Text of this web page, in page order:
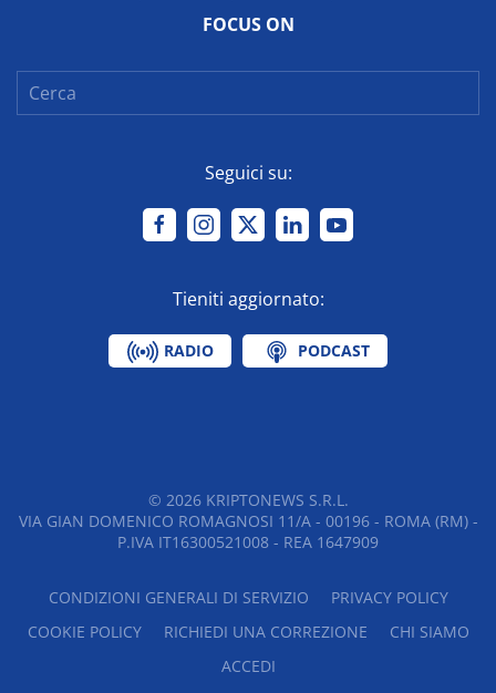
FOCUS ON
Seguici su:
Tieniti aggiornato:
RADIO PODCAST
© 2026KRIPTONEWS S.R.L.
VIA GIAN DOMENICO ROMAGNOSI 11/A - 00196 - ROMA (RM) -
P.IVA IT16300521008 - REA 1647909
CONDIZIONI GENERALI DI SERVIZIO
PRIVACY POLICY
COOKIE POLICY
RICHIEDI UNA CORREZIONE
CHI SIAMO
ACCEDI